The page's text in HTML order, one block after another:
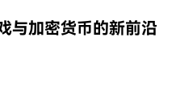
与加密货币的新前沿